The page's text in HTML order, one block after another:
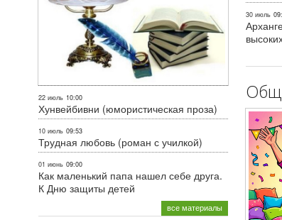
22 июль 10:00
Хунвейбивни (юмористическая проза)
10 июль 09:53
Трудная любовь (роман с училкой)
01 июнь 09:00
Как маленький папа нашел себе друга.
К Дню защиты детей
все материалы
30 июль